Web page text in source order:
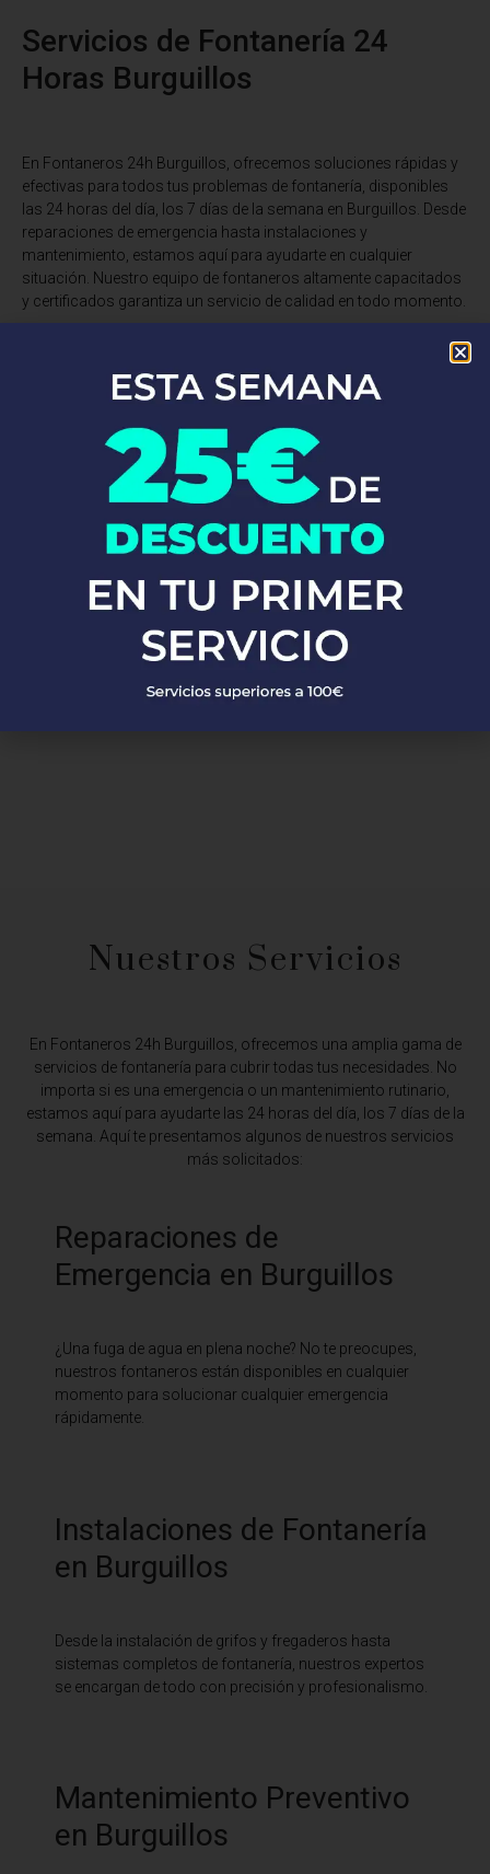
Servicios de Fontanería 24
Horas Burguillos
En Fontaneros 24h Burguillos , ofrecemos soluciones rápidas y
efectivas para todos tus problemas de fontanería, disponibles
las 24 horas del día, los 7 días de la semana en Burguillos. Desde
reparaciones de emergencia hasta instalaciones y
mantenimiento, estamos aquí para ayudarte en cualquier
situación. Nuestro equipo de fontaneros altamente capacitados
y certificados garantiza un servicio de calidad en todo momento.
¿Tienes una fuga de agua, un desagüe obstruido o necesitas una
instalación de fontanería? No busques más. Somos expertos en
reparaciones de tuberías, desatascos, instalaciones de grifería,
alta calidad y las técnicas más avanzadas para asegurarnos de
que tu sistema de fontanería funcione perfectamente.
Llámanos ahora y descubre por qué tantos
de fontanería de manera rápida, eficiente y a precios
nos necesites!
PEDIR PRESUPUESTO
Nuestros Servicios
En Fontaneros 24h Burguillos, ofrecemos una amplia gama de
servicios de fontanería para cubrir todas tus necesidades. No
importa si es una emergencia o un mantenimiento rutinario,
estamos aquí para ayudarte las 24 horas del día, los 7 días de la
semana. Aquí te presentamos algunos de nuestros servicios
más solicitados:
Reparaciones de
Emergencia en Burguillos
¿Una fuga de agua en plena noche? No te preocupes,
nuestros fontaneros están disponibles en cualquier
momento para solucionar cualquier emergencia
rápidamente.
Instalaciones de Fontanería
en Burguillos
Desde la instalación de grifos y fregaderos hasta
sistemas completos de fontanería, nuestros expertos
se encargan de todo con precisión y profesionalismo.
Mantenimiento Preventivo
en Burguillos